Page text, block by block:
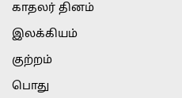
காதலர் தினம்
இலக்கியம்
குற்றம்
பொது